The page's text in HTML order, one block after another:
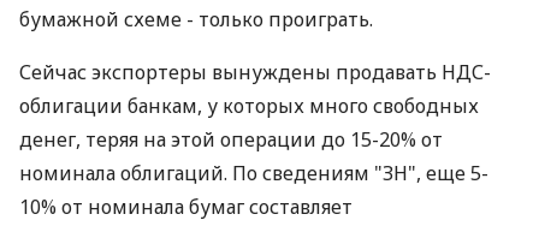
бумажной схеме - только проиграть.
Сейчас экспортеры вынуждены продавать НДС-
облигации банкам, у которых много свободных
денег, теряя на этой операции до 15-20% от
номинала облигаций. По сведениям "ЗН", еще 5-
10% от номинала бумаг составляет